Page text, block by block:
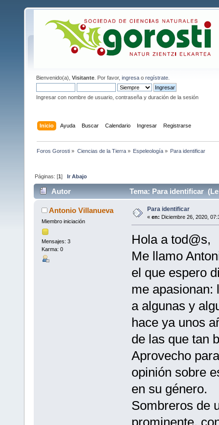
Bienvenido(a), Visitante . Por favor, ingresa o regístrate
Ingresar con nombre de usuario, contraseña y duración de la sesión
Inicio Ayuda Buscar Calendario Ingresar Registrarse
Foros Gorosti » Ciencias de la Tierra» Espeleología» Para identificar
Páginas: [1]Ir Abajo
Autor Tema: Para identificar
Antonio Villanueva
Miembro iniciación
Mensajes: 3
Karma: 0
Para identificar
« en: Diciembre 26, 2020,
Hola a tod@s,
Me llamo
el que espero
me apasionan:
a algunas y
hace ya unos
de las que tan
Aprovecho
opinión sobre
en su género.
Sombreros de